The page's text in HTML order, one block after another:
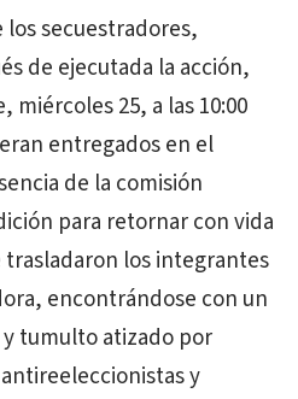
secuestradores,
de ejecutada la acción,
miércoles 25, a las 10:00
entregados en el
de la comisión
para retornar con vida
trasladaron los integrantes
encontrándose con un
tumulto atizado por
y